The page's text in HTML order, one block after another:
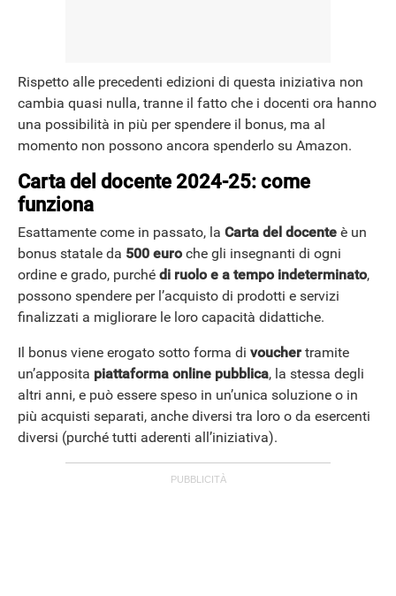
Rispetto alle precedenti edizioni di questa iniziativa non
cambia quasi nulla, tranne il fatto che i docenti ora hanno
una possibilità in più per spendere il bonus, ma al
momento non possono ancora spenderlo su Amazon.
Carta del docente 2024-25: come
funziona
Esattamente come in passato, la Carta del docente è un
bonus statale da 500 euroche gli insegnanti di ogni
ordine e grado, purché di ruolo e a tempo indeterminato,
possono spendere per l’acquisto di prodotti e servizi
finalizzati a migliorare le loro capacità didattiche.
Il bonus viene erogato sotto forma di voucher tramite
un’apposita piattaforma online pubblica, la stessa degli
altri anni, e può essere speso in un’unica soluzione o in
più acquisti separati, anche diversi tra loro o da esercenti
diversi (purché tutti aderenti all’iniziativa).